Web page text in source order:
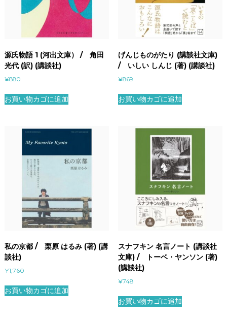
源氏物語 1 (河出文庫） / 角田
光代 (訳) (講談社)
¥880
お買い物カゴに追加
げんじものがたり (講談社文庫)
/ いしい しんじ (著) (講談社)
¥869
お買い物カゴに追加
私の京都 / 栗原 はるみ (著) (講
談社)
¥1,760
お買い物カゴに追加
スナフキン 名言ノート (講談社
文庫) / トーベ・ヤンソン (著)
(講談社)
¥748
お買い物カゴに追加